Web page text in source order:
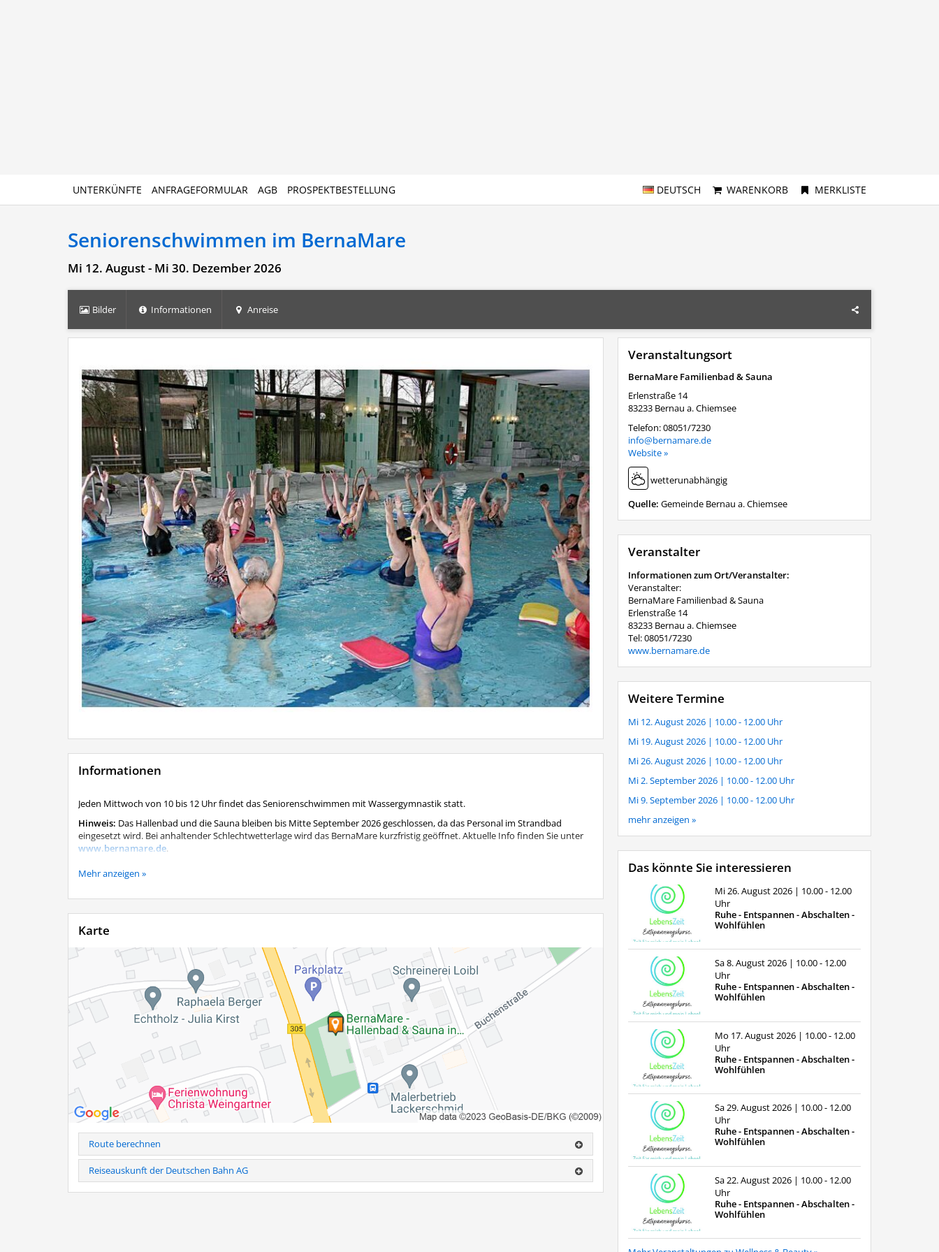
DEUTSCH WARENKORB MERKLISTE
UNTERKÜNFTE ANFRAGEFORMULAR AGB PROSPEKTBESTELLUNG
Seniorenschwimmen im BernaMare
Mi 12. August - Mi 30. Dezember 2026
Bilder Informationen Anreise
Informationen
Jeden Mittwoch von 10 bis 12 Uhr findet das Seniorenschwimmen mit Wassergymnastik statt.
Hinweis: Das Hallenbad und die Sauna bleiben bis Mitte September 2026 geschlossen, da das Personal im Strandbad
eingesetzt wird. Bei anhaltender Schlechtwetterlage wird das BernaMare kurzfristig geöffnet. Aktuelle Info finden Sie unter
www.bernamare.de.
Das Seniorenschwimmen findet trotz der Schließung jeden Mittwoch wie gewohnt statt.
Mehr anzeigen »
Karte
Route berechnen
Reiseauskunft der Deutschen Bahn AG
Veranstaltungsort
BernaMare Familienbad & Sauna
Erlenstraße 14
83233 Bernau a. Chiemsee
Telefon:08051/7230
info@bernamare.de
Website »
wetterunabhängig
Quelle: Gemeinde Bernau a. Chiemsee
Veranstalter
Informationen zum Ort/Veranstalter:
Veranstalter:
BernaMare Familienbad & Sauna
Erlenstraße 14
83233 Bernau a. Chiemsee
Tel: 08051/7230
www.bernamare.de
Weitere Termine
Mi 12. August 2026 | 10.00 - 12.00 Uhr
Mi 19. August 2026 | 10.00 - 12.00 Uhr
Mi 26. August 2026 | 10.00 - 12.00 Uhr
Mi 2. September 2026 | 10.00 - 12.00 Uhr
Mi 9. September 2026 | 10.00 - 12.00 Uhr
mehr anzeigen »
Das könnte Sie interessieren
Mi 26. August 2026 | 10.00 - 12.00
Uhr
Ruhe - Entspannen - Abschalten -
Wohlfühlen
Sa 8. August 2026 | 10.00 - 12.00
Uhr
Ruhe - Entspannen - Abschalten -
Wohlfühlen
Mo 17. August 2026 | 10.00 - 12.00
Uhr
Ruhe - Entspannen - Abschalten -
Wohlfühlen
Sa 29. August 2026 | 10.00 - 12.00
Uhr
Ruhe - Entspannen - Abschalten -
Wohlfühlen
Sa 22. August 2026 | 10.00 - 12.00
Uhr
Ruhe - Entspannen - Abschalten -
Wohlfühlen